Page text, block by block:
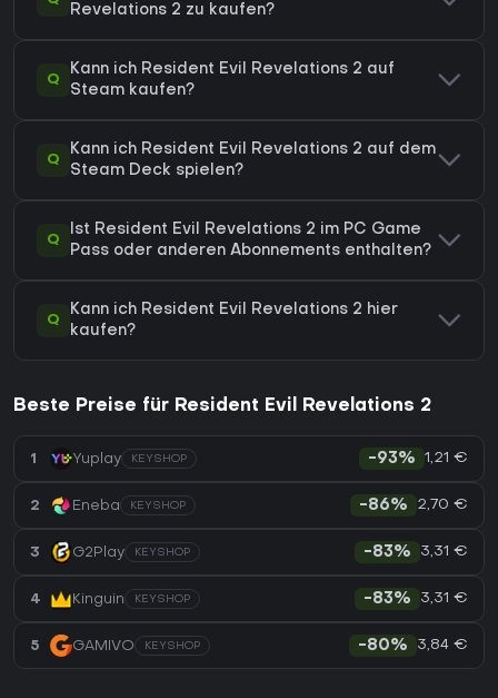
Revelations 2 zu kaufen?
Q
Kann ich Resident Evil Revelations 2 auf
Steam kaufen?
Q
Kann ich Resident Evil Revelations 2 auf dem
Steam Deck spielen?
Q
Ist Resident Evil Revelations 2 im PC Game
Pass oder anderen Abonnements enthalten?
Q
Kann ich Resident Evil Revelations 2 hier
kaufen?
Beste Preise für Resident Evil Revelations 2
1 Yuplay KEYSHOP -93% 1,21 €
2 Eneba KEYSHOP -86% 2,70 €
3 G2Play KEYSHOP -83% 3,31 €
4 Kinguin KEYSHOP -83% 3,31 €
5 GAMIVO KEYSHOP -80% 3,84 €